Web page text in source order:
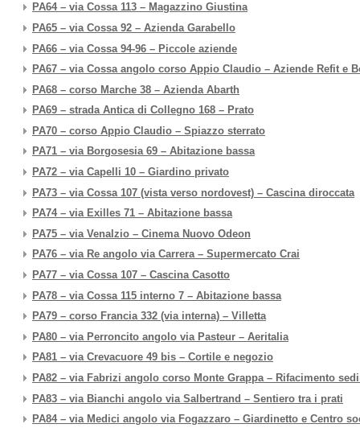
PA64 – via Cossa 113 – Magazzino Giustina
PA65 – via Cossa 92 – Azienda Garabello
PA66 – via Cossa 94-96 – Piccole aziende
PA67 – via Cossa angolo corso Appio Claudio – Aziende Refit e
PA68 – corso Marche 38 – Azienda Abarth
PA69 – strada Antica di Collegno 168 – Prato
PA70 – corso Appio Claudio – Spiazzo sterrato
PA71 – via Borgosesia 69 – Abitazione bassa
PA72 – via Capelli 10 – Giardino privato
PA73 – via Cossa 107 (vista verso nordovest) – Cascina diroccata
PA74 – via Exilles 71 – Abitazione bassa
PA75 – via Venalzio – Cinema Nuovo Odeon
PA76 – via Re angolo via Carrera – Supermercato Crai
PA77 – via Cossa 107 – Cascina Casotto
PA78 – via Cossa 115 interno 7 – Abitazione bassa
PA79 – corso Francia 332 (via interna) – Villetta
PA80 – via Perroncito angolo via Pasteur – Aeritalia
PA81 – via Crevacuore 49 bis – Cortile e negozio
PA82 – via Fabrizi angolo corso Monte Grappa – Rifacimento
PA83 – via Bianchi angolo via Salbertrand – Sentiero tra i prati
PA84 – via Medici angolo via Fogazzaro – Giardinetto e Centro